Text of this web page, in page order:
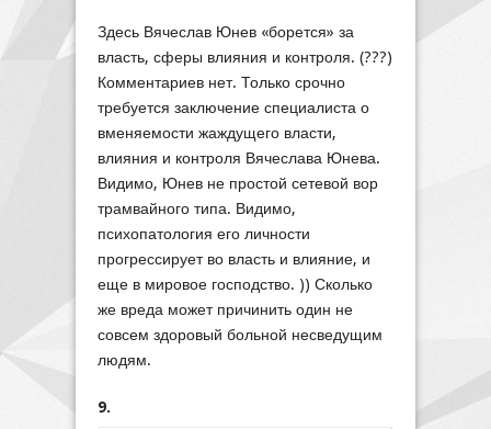
Здесь Вячеслав Юнев «борется» за
власть, сферы влияния и контроля. (???)
Комментариев нет. Только срочно
требуется заключение специалиста о
вменяемости жаждущего власти,
влияния и контроля Вячеслава Юнева.
Видимо, Юнев не простой сетевой вор
трамвайного типа. Видимо,
психопатология его личности
прогрессирует во власть и влияние, и
еще в мировое господство. )) Сколько
же вреда может причинить один не
совсем здоровый больной несведущим
людям.
9.